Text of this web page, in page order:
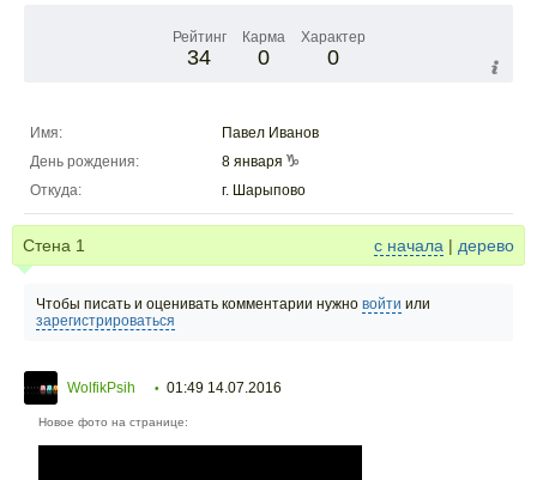
Рейтинг
34
Карма
0
Характер
0
Имя:
Павел Иванов
День рождения:
8 января
Откуда:
г. Шарыпово
Стена 1 с начала | дерево
Чтобы писать и оценивать комментарии нужно войти или
зарегистрироваться
WolfikPsih • 01:49 14.07.2016
Новое фото на странице: